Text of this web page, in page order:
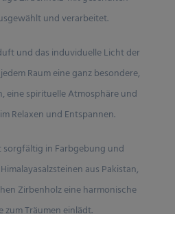
und verarbeitet.
und das induviduelle Licht der
Raum eine ganz besondere,
eine spirituelle Atmosphäre und
Relaxen und Entspannen.
sorgfältig in Farbgebung und
aus Pakistan,
Zirbenholz eine harmonische
zum Träumen einlädt.